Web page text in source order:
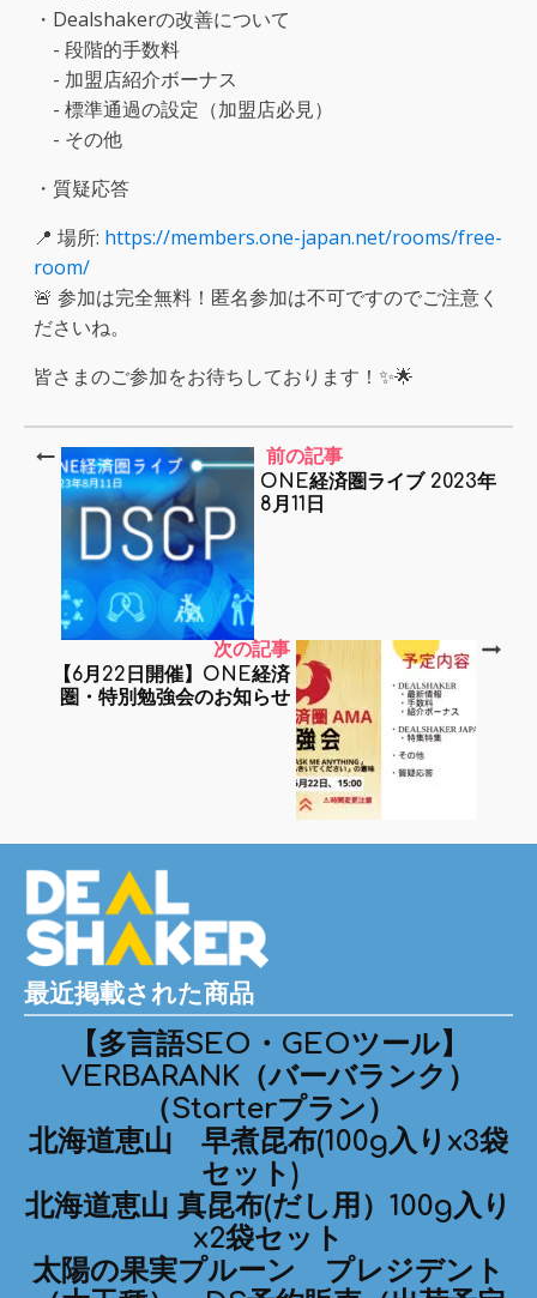
・Dealshakerの改善について
- 段階的手数料
- 加盟店紹介ボーナス
- 標準通過の設定（加盟店必見）
- その他
・質疑応答
📍 場所: https://members.one-japan.net/rooms/free-
room/
🚨 参加は完全無料！匿名参加は不可ですのでご注意く
ださいね。
皆さまのご参加をお待ちしております！✨🌟
前の記事
ONE経済圏ライブ 2023年
8月11日
次の記事
【6月22日開催】ONE経済
圏・特別勉強会のお知らせ
最近掲載された商品
【多言語SEO・GEOツール】
VERBARANK（バーバランク）
（Starterプラン）
北海道恵山 早煮昆布(100g入りx3袋
セット)
北海道恵山 真昆布(だし用）100g入り
x2袋セット
太陽の果実プルーン プレジデント